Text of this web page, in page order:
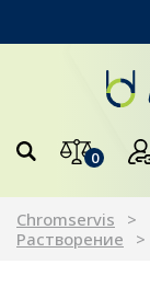
0
Chromservis
Растворение